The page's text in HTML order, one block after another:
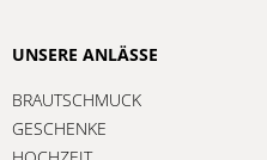
UNSERE ANLÄSSE
BRAUTSCHMUCK
GESCHENKE